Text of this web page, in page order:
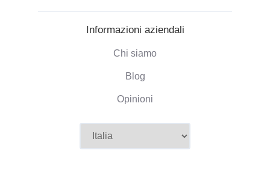
Informazioni aziendali
Chi siamo
Blog
Opinioni